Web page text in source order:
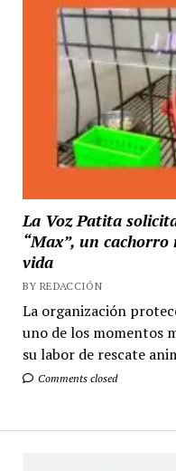
La Voz Patita
“Max”, un
vida
BY REDACCIÓN
La organización
uno de los momentos
su labor de rescate
Comments closed